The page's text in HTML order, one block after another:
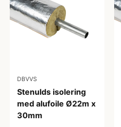
DBVVS
Stenulds isolering
med alufoile Ø22m x
30mm